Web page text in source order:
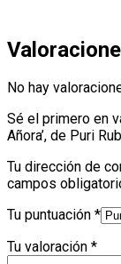
No hay
Sé el primero en
Añora’, de Puri
Tu dirección de
campos
Tu puntuación *
Tu valoración *